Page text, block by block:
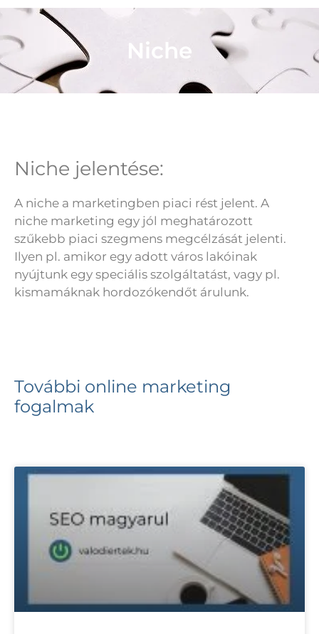
Niche
Niche jelentése:
A niche a marketingben piaci rést jelent. A
niche marketing egy jól meghatározott
szűkebb piaci szegmens megcélzását jelenti.
Ilyen pl. amikor egy adott város lakóinak
nyújtunk egy speciális szolgáltatást, vagy pl.
kismamáknak hordozókendőt árulunk.
További online marketing
fogalmak